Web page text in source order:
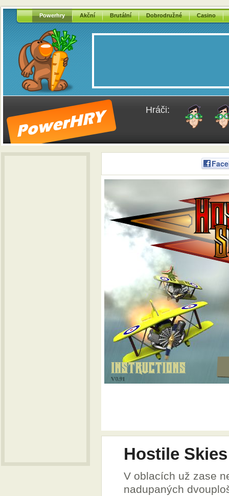
Powerhry Akční Brutální Dobrodružné Casino
Hráči:
Hostile Skies
V oblacích už zase
nadupaných